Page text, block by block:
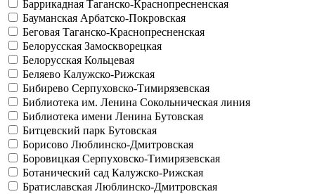
Баррикадная Таганско-Краснопресненская
Бауманская Арбатско-Покровская
Беговая Таганско-Краснопресненская
Белорусская Замоскворецкая
Белорусская Кольцевая
Беляево Калужско-Рижская
Бибирево Серпуховско-Тимирязевская
Библиотека им. Ленина Сокольническая линия
Библиотека имени Ленина Бутовская
Битцевский парк Бутовская
Борисово Люблинско-Дмитровская
Боровицкая Серпуховско-Тимирязевская
Ботанический сад Калужско-Рижская
Братиславская Люблинско-Дмитровская